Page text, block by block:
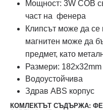
Мощност: 3W COB
част на фенера
Клипсът може да се
магнитен може да
предмет, като
Размери: 182x32mm
Водоустойчива
Здрав ABS корпус
КОМЛЕКТЪТ СЪДЪРЖА: